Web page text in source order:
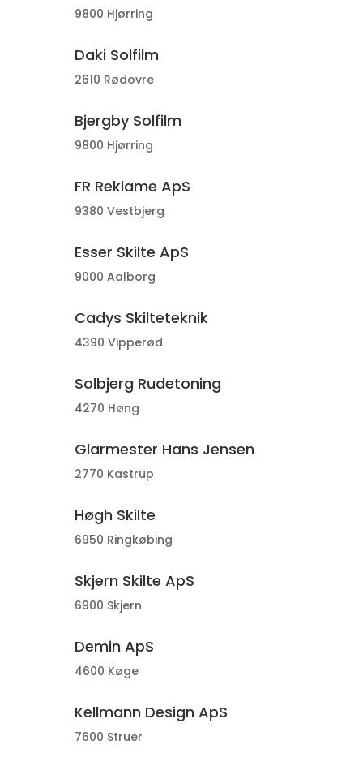
9800 Hjørring
Daki Solfilm
2610 Rødovre
Bjergby Solfilm
9800 Hjørring
FR Reklame ApS
9380 Vestbjerg
Esser Skilte ApS
9000 Aalborg
Cadys Skilteteknik
4390 Vipperød
Solbjerg Rudetoning
4270 Høng
Glarmester Hans Jensen
2770 Kastrup
Høgh Skilte
6950 Ringkøbing
Skjern Skilte ApS
6900 Skjern
Demin ApS
4600 Køge
Kellmann Design ApS
7600 Struer